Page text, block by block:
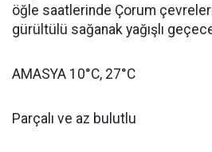
öğle saatlerinde Çorum
gürültülü sağanak yağışlı
AMASYA 10°C, 27°C
Parçalı ve az bulutlu